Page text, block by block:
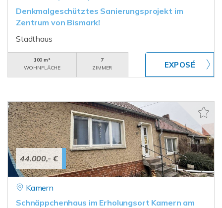
Denkmalgeschütztes Sanierungsprojekt im
Zentrum von Bismark!
Stadthaus
100 m²
WOHNFLÄCHE
7
ZIMMER
44.000,- €
Kamern
Schnäppchenhaus im Erholungsort Kamern am